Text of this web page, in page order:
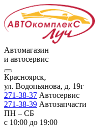
Автомагазин
и автосервис
Красноярск,
ул. Водопьянова, д. 19г
271-38-37 Автосервис
271-38-39 Автозапчасти
ПН – СБ
с 10:00 до 19:00